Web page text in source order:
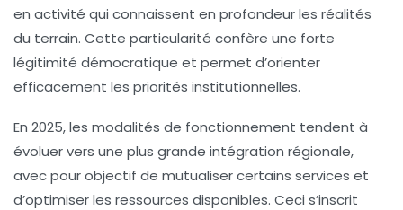
en activité qui connaissent en profondeur les réalités
du terrain. Cette particularité confère une forte
légitimité démocratique et permet d’orienter
efficacement les priorités institutionnelles.
En 2025, les modalités de fonctionnement tendent à
évoluer vers une plus grande intégration régionale,
avec pour objectif de mutualiser certains services et
d’optimiser les ressources disponibles. Ceci s’inscrit